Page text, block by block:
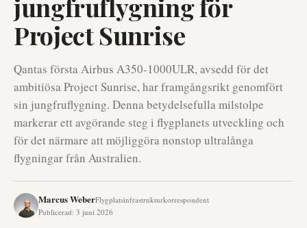
jungfruflygning för
Project Sunrise
Qantas första Airbus A350-1000ULR, avsedd för det
ambitiösa Project Sunrise, har framgångsrikt genomfört
sin jungfruflygning. Denna betydelsefulla milstolpe
markerar ett avgörande steg i flygplanets utveckling och
för det närmare att möjliggöra nonstop ultralånga
flygningar från Australien.
Marcus WeberFlygplatsinfrastrukturkorrespondent
Publicerad: 3 juni 2026